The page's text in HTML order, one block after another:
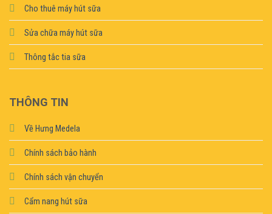
Cho thuê máy hút sữa
Sửa chữa máy hút sữa
Thông tắc tia sữa
THÔNG TIN
Về Hưng Medela
Chính sách bảo hành
Chính sách vận chuyển
Cẩm nang hút sữa